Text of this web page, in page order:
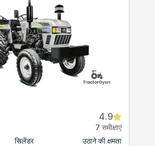
4.9
7 समीक्षाएं
सिलेंडर उठाने की क्षमता